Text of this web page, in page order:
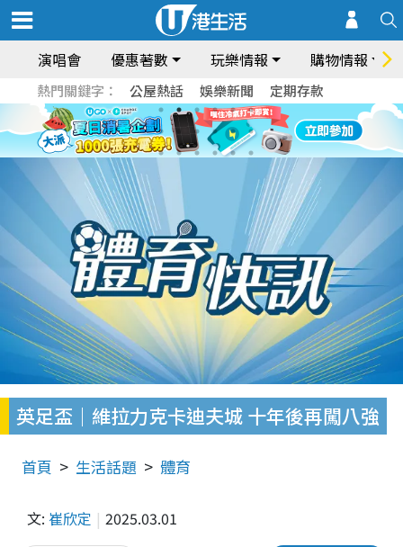
演唱會 優惠著數 玩樂情報 購物情報
熱門關鍵字： 公屋熱話 娛樂新聞 定期存款
英足盃｜維拉力克卡迪夫城 十年後再闖八強
首頁 生活話題 體育
文: 崔欣定 2025.03.01